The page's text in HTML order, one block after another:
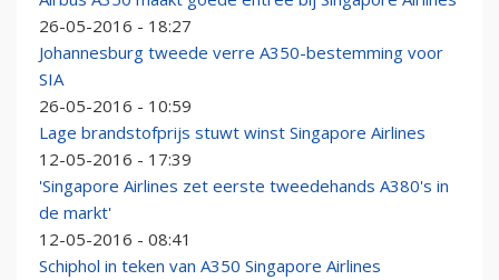
26-05-2016 - 18:27
Johannesburg tweede verre A350-bestemming voor
SIA
26-05-2016 - 10:59
Lage brandstofprijs stuwt winst Singapore Airlines
12-05-2016 - 17:39
'Singapore Airlines zet eerste tweedehands A380's in
de markt'
12-05-2016 - 08:41
Schiphol in teken van A350 Singapore Airlines